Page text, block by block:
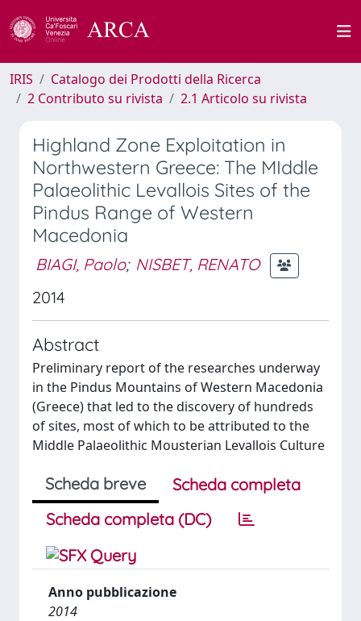
IRIS
Catalogo dei Prodotti della Ricerca
2 Contributo su rivista
2.1 Articolo su rivista
Highland Zone Exploitation in
Northwestern Greece: The MIddle
Palaeolithic Levallois Sites of the
Pindus Range of Western
Macedonia
BIAGI, Paolo; NISBET, RENATO
2014
Abstract
Preliminary report of the researches underway
in the Pindus Mountains of Western Macedonia
(Greece) that led to the discovery of hundreds
of sites, most of which to be attributed to the
Middle Palaeolithic Mousterian Levallois Culture
Scheda breve
Scheda completa
Scheda completa (DC)
Anno pubblicazione
2014